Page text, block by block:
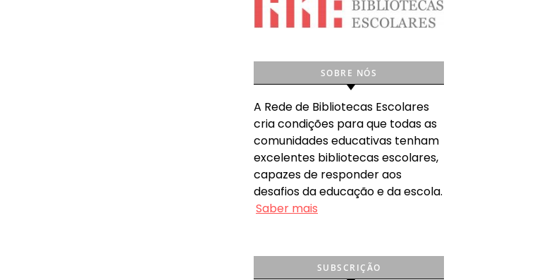
SOBRE NÓS
A Rede de Bibliotecas Escolares
cria condições para que todas as
comunidades educativas tenham
excelentes bibliotecas escolares,
capazes de responder aos
desafios da educação e da escola.
Saber mais
SUBSCRIÇÃO